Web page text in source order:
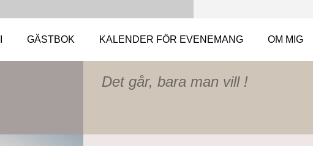
GÄSTBOK KALENDER FÖR EVENEMANG OM MIG
Det går, bara man vill !